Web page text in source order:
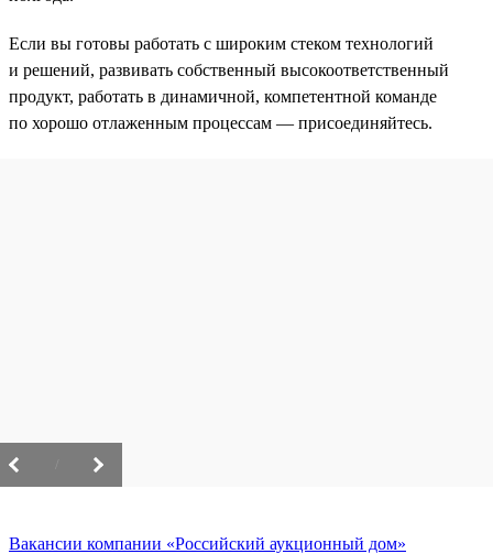
Если вы готовы работать с широким стеком технологий
и решений, развивать собственный высокоответственный
продукт, работать в динамичной, компетентной команде
по хорошо отлаженным процессам — присоединяйтесь.
Вакансии компании «Российский аукционный дом»